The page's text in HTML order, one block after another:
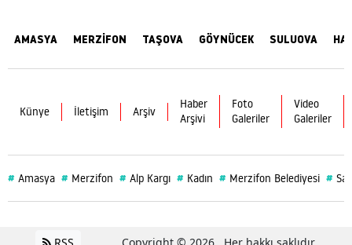
AMASYA MERZİFON TAŞOVA GÖYNÜCEK SULUOVA
Künye İletişim Arşiv
Haber
Arşivi
Foto
Galeriler
Video
Galeriler
# Amasya # Merzifon # Alp Kargı # Kadın # Merzifon Belediyesi #